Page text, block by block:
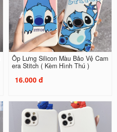
Ốp Lưng Silicon Màu Bảo Vệ Cam
era Stitch ( Kèm Hình Thú )
16.000 đ